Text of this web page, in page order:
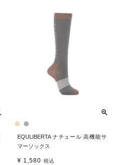
EQULIBERTA ナチュール 高機能サ
マーソックス
¥ 1,580 税込